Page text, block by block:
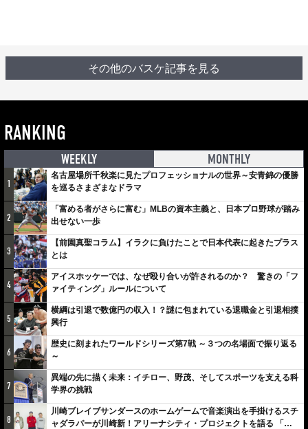
その他のバスケ記事を見る
RANKING
WEEKLY MONTHLY
1
名古屋場所千秋楽に見たプロフェッショナルの世界～安青錦の優勝
を巡るさまざまなドラマ
2
「富める者がさらに富む」MLBの資本主義と、日本プロ野球が踏み
出せない一歩
3
【前園真聖コラム】イラクに負けたことで日本代表に起きたプラス
とは
4
アイスホッケーでは、なぜ殴り合いが許されるのか？ 驚きの「フ
ァイティング」ルールについて
5
横綱は引退で数億円の収入！？謎に包まれている退職金と引退相撲
興行
6
歴史に刻まれたワールドシリーズ第7戦 ～３つの名場面で振り返る
～
7
異端の先に描く未来：イチロー、野茂、そしてスポーツを支える科
学界の挑戦
8
川崎ブレイブサンダースのホームゲームで音楽演出を手掛けるスチ
ャダラパーが川崎新！アリーナシティ・プロジェクトを語る 「楽